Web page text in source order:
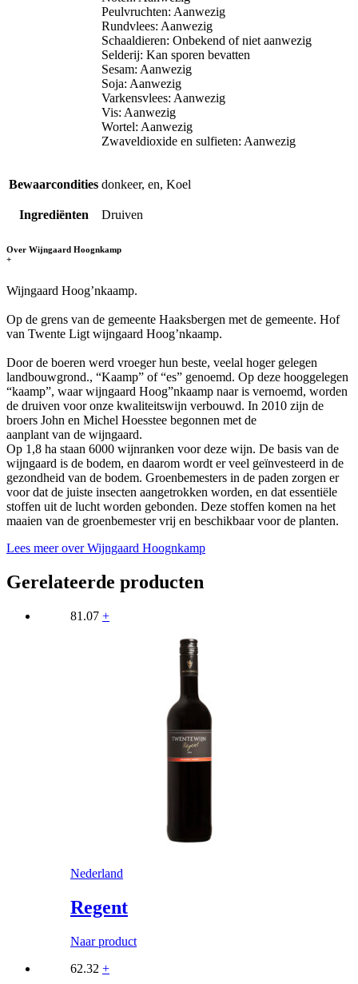
Peulvruchten: Aanwezig
Rundvlees: Aanwezig
Schaaldieren: Onbekend of niet aanwezig
Selderij: Kan sporen bevatten
Sesam: Aanwezig
Soja: Aanwezig
Varkensvlees: Aanwezig
Vis: Aanwezig
Wortel: Aanwezig
Zwaveldioxide en sulfieten: Aanwezig
Bewaarcondities donkeer, en, Koel
Ingrediënten Druiven
Over Wijngaard Hoognkamp
+
Wijngaard Hoog’nkaamp.
Op de grens van de gemeente Haaksbergen met de gemeente. Hof
van Twente Ligt wijngaard Hoog’nkaamp.
Door de boeren werd vroeger hun beste, veelal hoger gelegen
landbouwgrond., “Kaamp” of “es” genoemd. Op deze hooggelegen
“kaamp”, waar wijngaard Hoog”nkaamp naar is vernoemd, worden
de druiven voor onze kwaliteitswijn verbouwd. In 2010 zijn de
broers John en Michel Hoesstee begonnen met de
aanplant van de wijngaard.
Op 1,8 ha staan 6000 wijnranken voor deze wijn. De basis van de
wijngaard is de bodem, en daarom wordt er veel geïnvesteerd in de
gezondheid van de bodem. Groenbemesters in de paden zorgen er
voor dat de juiste insecten aangetrokken worden, en dat essentiële
stoffen uit de lucht worden gebonden. Deze stoffen komen na het
maaien van de groenbemester vrij en beschikbaar voor de planten.
Lees meer over Wijngaard Hoognkamp
Gerelateerde producten
81.07 +
Nederland
Regent
Naar product
62.32 +